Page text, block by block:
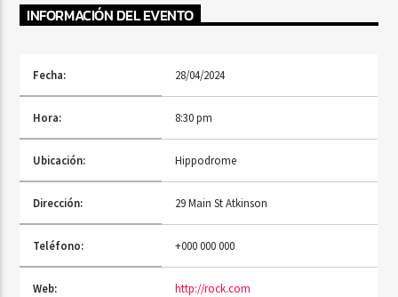
8:00 AM 11:00 AM
Radio Fe
INFORMACIÓN DEL EVENTO
Fecha: 28/04/2024
Hora: 8:30 pm
Ubicación: Hippodrome
Dirección: 29 Main St Atkinson
Teléfono: +000 000 000
Web: http://rock.com